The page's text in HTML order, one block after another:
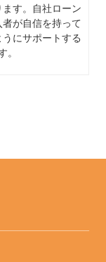
す。自社ローン
が自信を持って
にサポートする
。